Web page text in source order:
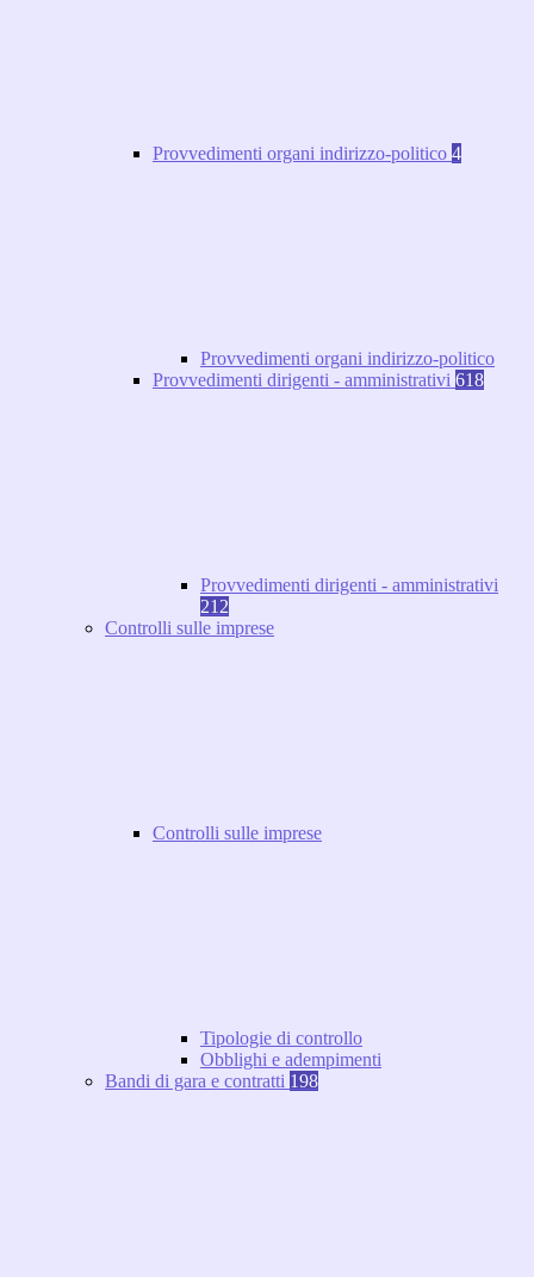
Provvedimenti organi indirizzo-politico 4
Provvedimenti organi indirizzo-politico
Provvedimenti dirigenti - amministrativi 618
Provvedimenti dirigenti - amministrativi
212
Controlli sulle imprese
Controlli sulle imprese
Tipologie di controllo
Obblighi e adempimenti
Bandi di gara e contratti 198